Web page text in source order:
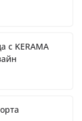
с KERAMA